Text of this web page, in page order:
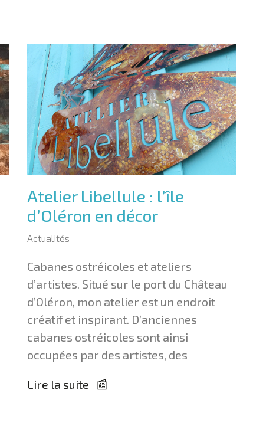
Atelier Libellule : l’île
d’Oléron en décor
Actualités
Cabanes ostréicoles et ateliers
d’artistes. Situé sur le port du Château
d’Oléron, mon atelier est un endroit
créatif et inspirant. D’anciennes
cabanes ostréicoles sont ainsi
occupées par des artistes, des
Lire la suite 📰